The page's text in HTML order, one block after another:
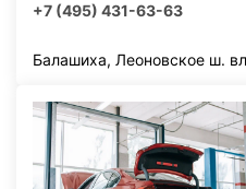
+7 (495) 431-63-63
Балашиха, Леоновское ш.